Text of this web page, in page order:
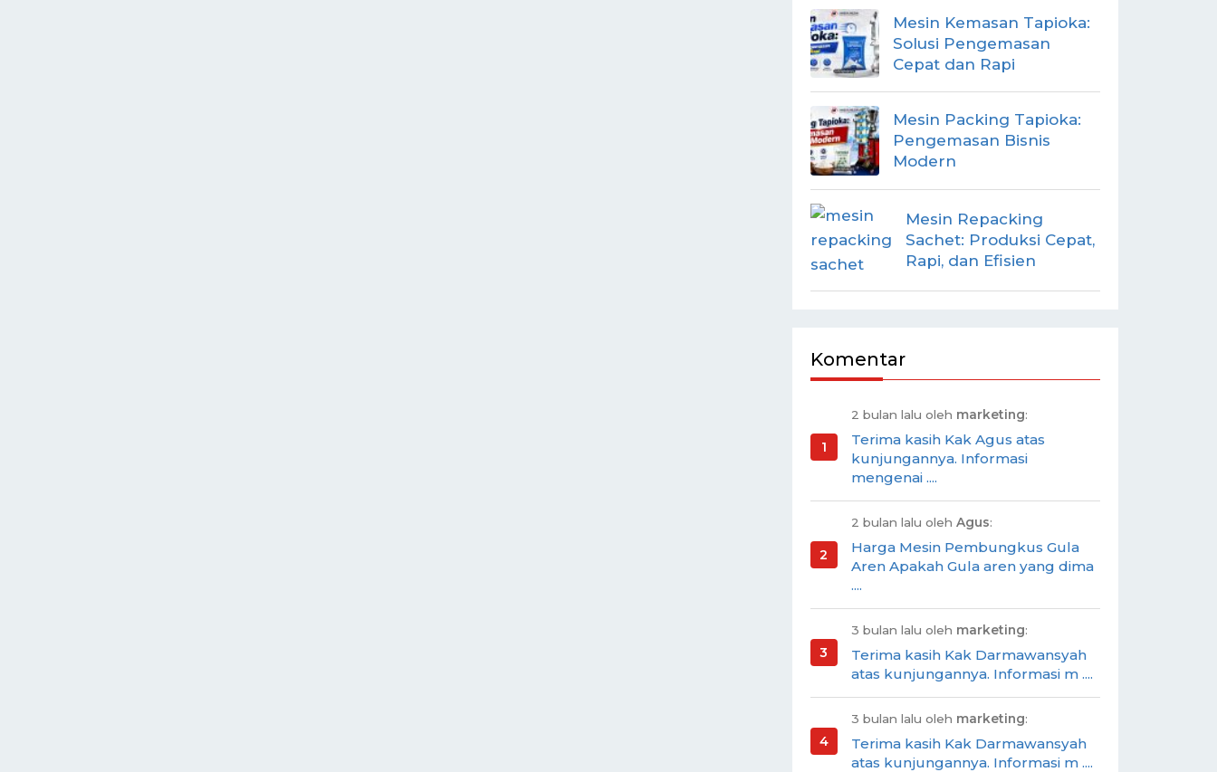
Mesin Kemasan Tapioka:
Solusi Pengemasan
Cepat dan Rapi
Mesin Packing Tapioka:
Pengemasan Bisnis
Modern
Mesin Repacking
Sachet: Produksi Cepat,
Rapi, dan Efisien
Komentar
2 bulan lalu oleh marketing:
Terima kasih Kak Agus atas
kunjungannya. Informasi
mengenai ....
2 bulan lalu oleh Agus:
Harga Mesin Pembungkus Gula
Aren Apakah Gula aren yang dima
....
3 bulan lalu oleh marketing:
Terima kasih Kak Darmawansyah
atas kunjungannya. Informasi m ....
3 bulan lalu oleh marketing:
Terima kasih Kak Darmawansyah
atas kunjungannya. Informasi m ....